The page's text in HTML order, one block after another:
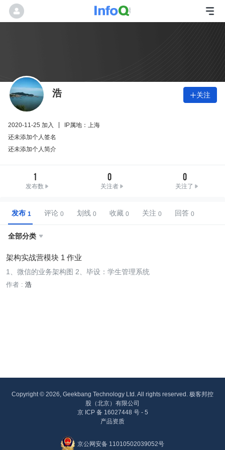
浩 关注
2020-11-25 加入
IP属地：上海
还未添加个人签名
还未添加个人简介
1
发布数
0
关注者
0
关注了
发布 评论 划线 收藏 关注 回答
全部分类 
架构实战营模块 1 作业
1、微信的业务架构图 2、毕设：学生管理系统
作者 : 浩
Copyright © 2026, Geekbang Technology Ltd. All rights reserved. 极客邦控
股（北京）有限公司
京 ICP 备 16027448 号 - 5
产品资质
京公网安备 11010502039052号